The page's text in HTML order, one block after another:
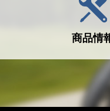
商品情